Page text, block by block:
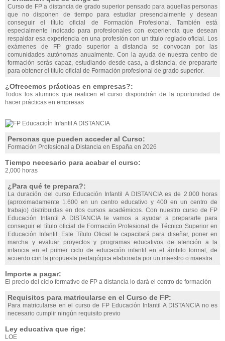
Curso de FP a distancia de grado superior pensado para aquellas personas
que no disponen de tiempo para estudiar presencialmente y desean
conseguir el título oficial de Formación Profesional. También está
especialmente indicado para profesionales con experiencia que desean
respaldar esa experiencia en una profesión con un título reglado oficial. Los
exámenes de FP grado superior a distancia se convocan por las
comunidades autónomas anualmente. Con la ayuda de nuestra centro de
formación serás capaz, estudiando desde casa, a distancia, de prepararte
para obtener el título oficial de Formación profesional de grado superior.
¿Ofrecemos prácticas en empresas?:
Todos los alumnos que realicen el curso dispondrán de la oportunidad de
hacer prácticas en empresas
Personas que pueden acceder al Curso:
Formación Profesional a Distancia en España en 2026
Tiempo necesario para acabar el curso:
2,000 horas
¿Para qué te prepara?:
La duración del curso Educación Infantil A DISTANCIA es de 2.000 horas
(aproximadamente 1.600 en un centro educativo y 400 en un centro de
trabajo) distribuidas en dos cursos académicos. Con nuestro curso de FP
Educación Infantil A DISTANCIA te vamos a ayudar a prepararte para
conseguir el título oficial de Formación Profesional de Técnico Superior en
Educación Infantil. Este Título Oficial te capacitará para diseñar, poner en
marcha y evaluar proyectos y programas educativos de atención a la
infancia en el primer ciclo de educación infantil en el ámbito formal, de
acuerdo con la propuesta pedagógica elaborada por un maestro o maestra.
Importe a pagar:
El precio del ciclo formativo de FP a distancia lo dará el centro de formación
Requisitos para matricularse en el Curso de FP:
Para matricularse en el curso de FP Educación Infantil A DISTANCIA no es
necesario cumplir ningún requisito previo
Ley educativa que rige:
LOE